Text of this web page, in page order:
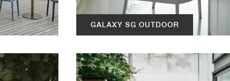
GALAXY SG OUTDOOR